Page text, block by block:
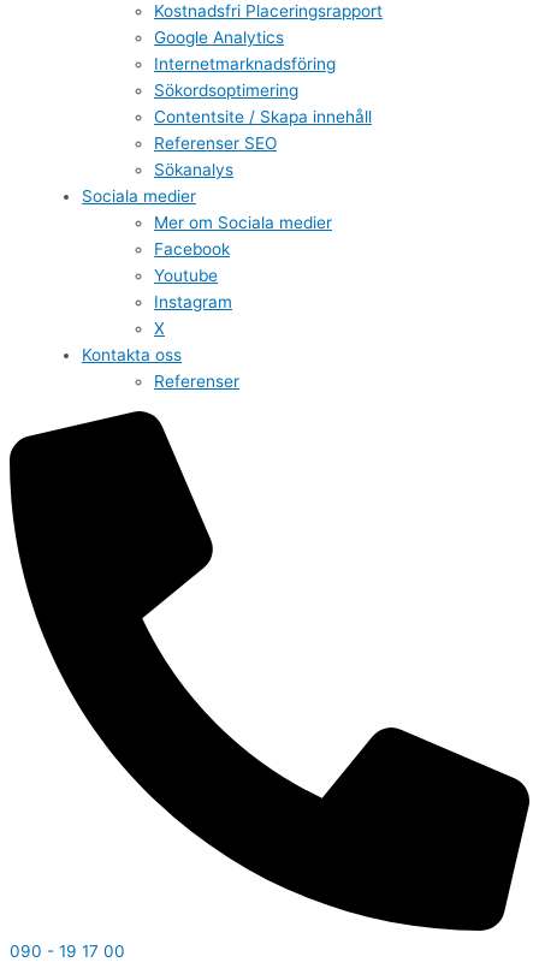
Kostnadsfri Placeringsrapport
Google Analytics
Internetmarknadsföring
Sökordsoptimering
Contentsite / Skapa innehåll
Referenser SEO
Sökanalys
Sociala medier
Mer om Sociala medier
Facebook
Youtube
Instagram
X
Kontakta oss
Referenser
090 - 19 17 00